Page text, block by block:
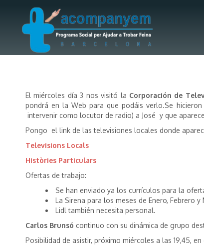
El miércoles día 3 nos visitó la Corporación de
pondrá en la Web para que podáis verlo.Se
intervenir como locutor de radio) a José y que
Pongo el link de las televisiones locales donde
Televisions Locals
Històries Particulars
Ofertas de trabajo:
Se han enviado ya los currículos para la
La Sirena para los meses de Enero, Febrero
Lidl también necesita personal.
Carlos Brunsó continuo con su dinámica de grupo
Posibilidad de asistir, próximo miércoles a las 19,45,